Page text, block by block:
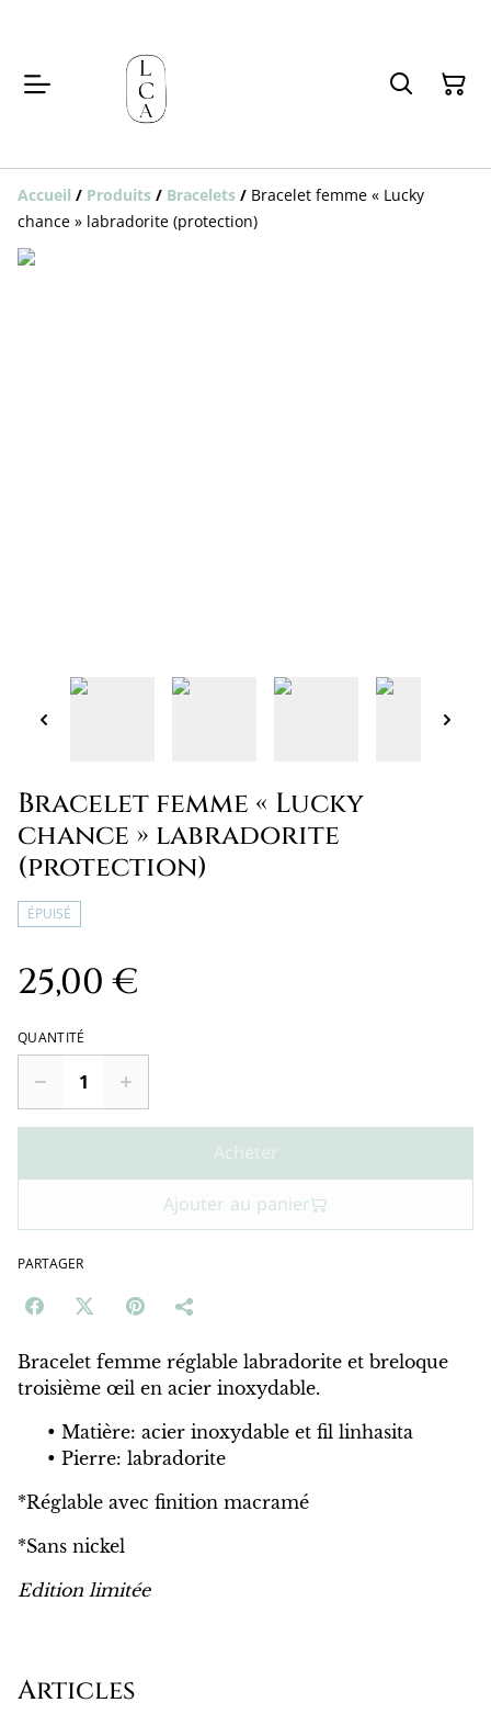
Accueil / Produits / Bracelets / Bracelet femme « Lucky
chance » labradorite (protection)
Bracelet femme « Lucky
chance » labradorite
(protection)
ÉPUISÉ
25,00 €
QUANTITÉ
Acheter
Ajouter au panier
PARTAGER
Bracelet femme réglable labradorite et breloque
troisième œil en acier inoxydable.
Matière: acier inoxydable et fil linhasita
Pierre: labradorite
*Réglable avec finition macramé
*Sans nickel
Edition limitée
Articles